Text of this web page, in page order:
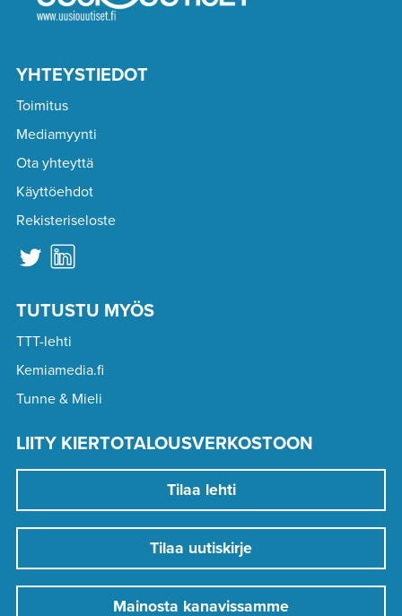
YHTEYSTIEDOT
Toimitus
Mediamyynti
Ota yhteyttä
Käyttöehdot
Rekisteriseloste
TUTUSTU MYÖS
TTT-lehti
Kemiamedia.fi
Tunne & Mieli
LIITY KIERTOTALOUSVERKOSTOON
Tilaa lehti
Tilaa uutiskirje
Mainosta kanavissamme